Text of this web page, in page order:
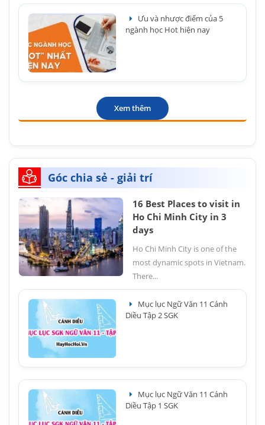
Ưu và nhược điểm của 5
ngành học Hot hiện nay
Xem thêm
Góc chia sẻ - giải trí
16 Best Places to visit in
Ho Chi Minh City in 3
days
Ho Chi Minh City is one of the
most dynamic spots in Vietnam.
There...
Mục lục Ngữ Văn 11 Cánh
Diều Tập 2 SGK
Mục lục Ngữ Văn 11 Cánh
Diều Tập 1 SGK